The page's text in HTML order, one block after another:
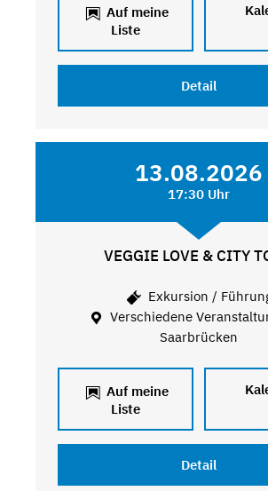
Auf meine
Liste
Detail
13.08.2026
17:30 Uhr
VEGGIE LOVE & CITY
Exkursion /
Verschiedene
Saarbrücken
Auf meine
Liste
Detail